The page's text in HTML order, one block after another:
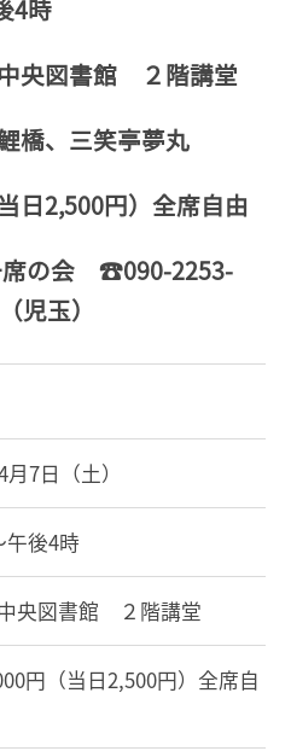
4時
央図書館 ２階講堂
橋、三笑亭夢丸
日2,500円）全席自由
の会 ☎090-2253-
児玉）
7日（土）
午後4時
央図書館 ２階講堂
円（当日2,500円）全席自